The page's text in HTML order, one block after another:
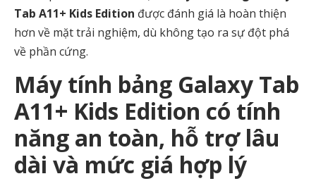
Tab A11+ Kids Edition được đánh giá là hoàn thiện
hơn về mặt trải nghiệm, dù không tạo ra sự đột phá
về phần cứng.
Máy tính bảng Galaxy Tab
A11+ Kids Edition có tính
năng an toàn, hỗ trợ lâu
dài và mức giá hợp lý